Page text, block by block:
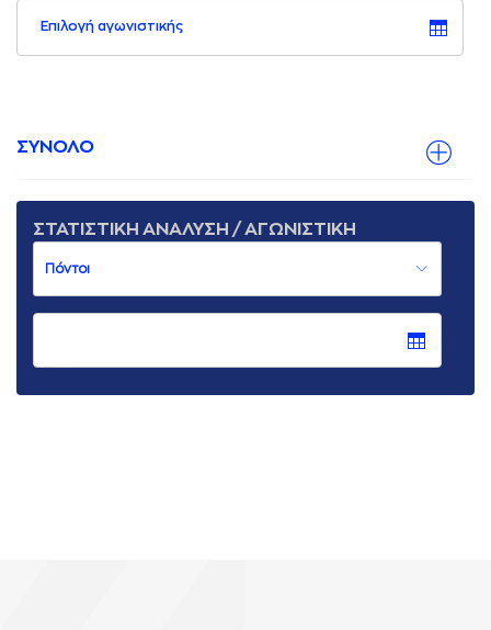
Επιλογή αγωνιστικής
ΣΥΝΟΛΟ
ΣΤΑΤΙΣΤΙΚΗ ΑΝΑΛΥΣΗ / ΑΓΩΝΙΣΤΙΚΗ